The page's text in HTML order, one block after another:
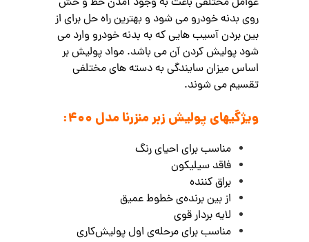
روی بدنه خودرو می شود و بهترین راه حل برای از
بین بردن آسیب هایی که به بدنهخودرو وارد می
شود پولیش کردن آن می باشد. مواد پولیش بر
اساس میزان سایندگی به دسته های مختلفی
تقسیم می شوند.
ویژگیهای پولیش زبر منزرنا مدل 400:
مناسب برای احیای رنگ
فاقد سیلیکون
براق کننده
از بین برنده‌ی خطوط عمیق
لایه بردار قوی
مناسب برای مرحله‌ی اول پولیش‌کاری